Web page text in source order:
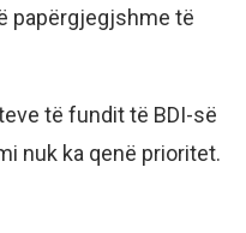
papërgjegjshme të
të fundit të BDI-së
nuk ka qenë prioritet.